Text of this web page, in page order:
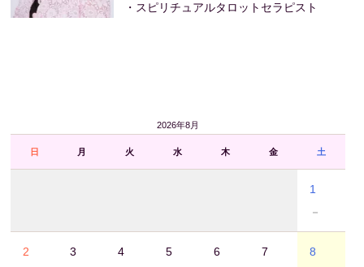
・スピリチュアルタロットセラピスト
2026年8月
日 月 火 水 木 金 土
1
－
2
3
4
5
6
7
8